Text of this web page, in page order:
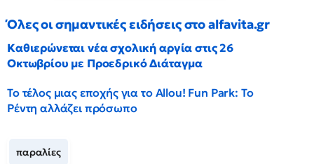
Όλες οι σημαντικές ειδήσεις στο alfavita.gr
Καθιερώνεται νέα σχολική αργία στις 26
Οκτωβρίου με Προεδρικό Διάταγμα
Το τέλος μιας εποχής για το Allou! Fun Park: Το
Ρέντη αλλάζει πρόσωπο
παραλίες